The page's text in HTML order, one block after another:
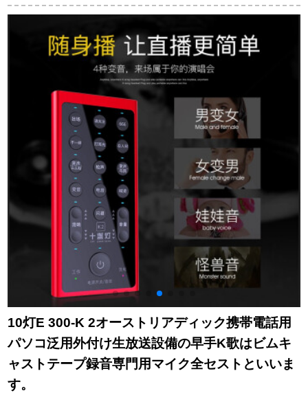
ステージでシャント
ドドカードドッド240
ょう。录音専门はオ
の生放送设备のセク
トを内蔵していま
す。
10灯E 300-K 2オーストリアディック携帯電話用
パソコ泛用外付け生放送設備の早手K歌はビムキ
ャストテープ録音専門用マイク全セストといいま
す。